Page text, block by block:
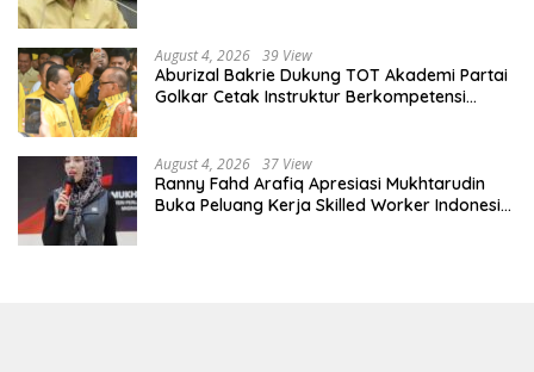
August 4, 2026 39 View
Aburizal Bakrie Dukung TOT Akademi Partai
Golkar Cetak Instruktur Berkompetensi
August 4, 2026 37 View
Ranny Fahd Arafiq Apresiasi Mukhtarudin
Buka Peluang Kerja Skilled Worker Indonesia